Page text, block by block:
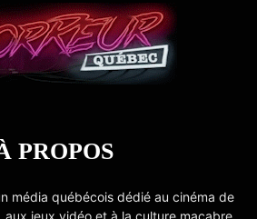
PROPOS
média québécois dédié au cinéma de
aux jeux vidéo et à la culture macabre